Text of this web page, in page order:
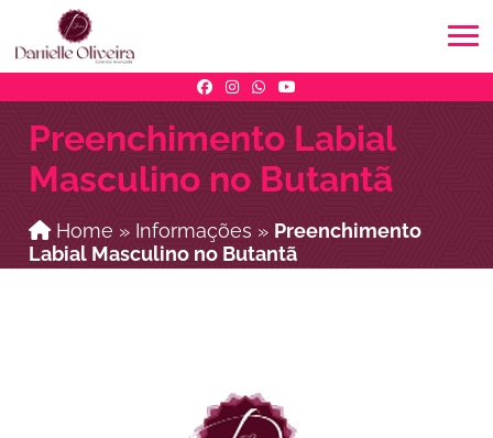
Preenchimento Labial
Masculino no Butantã
Home » Informações » Preenchimento
Labial Masculino no Butantã